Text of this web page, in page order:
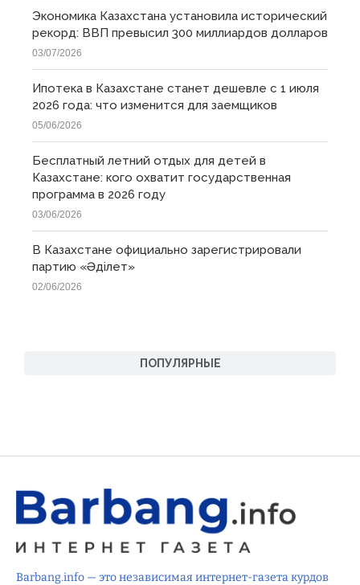
ПОПУЛЯРНЫЕ
Экономика Казахстана установила исторический
рекорд: ВВП превысил 300 миллиардов долларов
03/07/2026
Ипотека в Казахстане станет дешевле с 1 июля
2026 года: что изменится для заемщиков
05/06/2026
Бесплатный летний отдых для детей в
Казахстане: кого охватит государственная
программа в 2026 году
03/06/2026
В Казахстане официально зарегистрировали
партию «Əділет»
02/06/2026
Barbang.info — это независимая интернет-газета курдов